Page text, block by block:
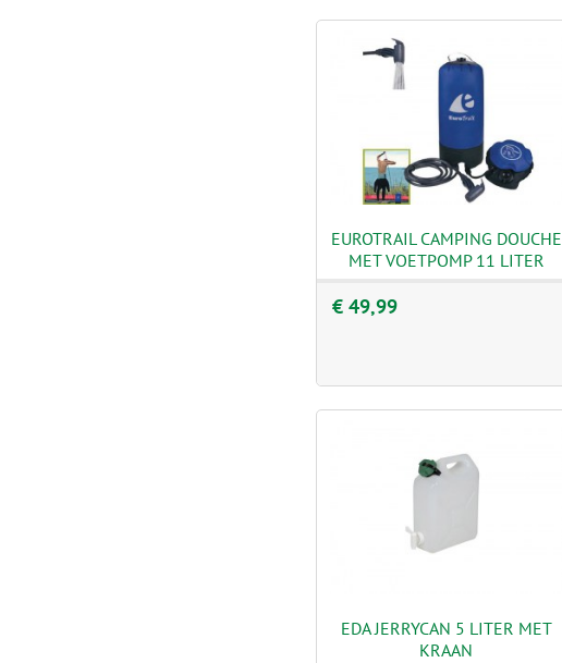
EUROTRAIL CAMPING DOUCHE
MET VOETPOMP 11 LITER
€ 49,99
EDA JERRYCAN 5 LITER MET
KRAAN